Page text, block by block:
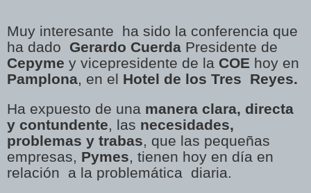
Muy interesante ha sido la conferencia que
ha dado Gerardo Cuerda Presidente de
Cepyme y vicepresidente de la COE hoy en
Pamplona, en el Hotel de los Tres Reyes.
Ha expuesto de una manera clara, directa
y contundente, las necesidades,
problemas y trabas, que las pequeñas
empresas, Pymes, tienen hoy en día en
relación a la problemática diaria.